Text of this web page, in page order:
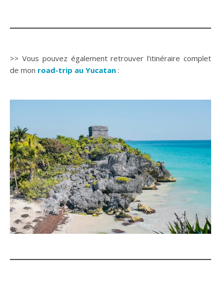
>> Vous pouvez également retrouver l’itinéraire complet
de mon road-trip au Yucatan :